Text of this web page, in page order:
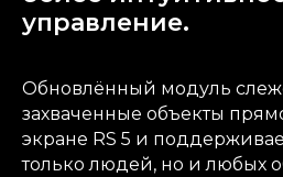
управление.
Обновлённый модуль
захваченные объекты
экране RS 5 и
только людей, но и любых